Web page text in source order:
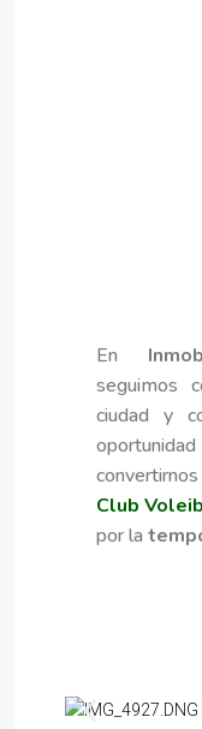
En
seguimos
ciudad y
Club
por la